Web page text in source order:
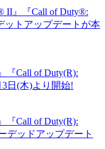
II』『Call of Duty®:
ットアップデートが本
『Call of Duty(R):
日(木)より開始!
『Call of Duty(R):
デッドアップデート